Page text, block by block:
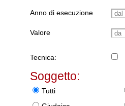
Anno di esecuzione
Valore
Tecnica:
Soggetto:
Tutti